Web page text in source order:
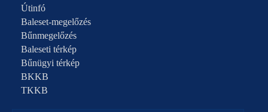
Útinfó
Baleset-megelőzés
Bűnmegelőzés
Baleseti térkép
Bűnügyi térkép
BKKB
TKKB